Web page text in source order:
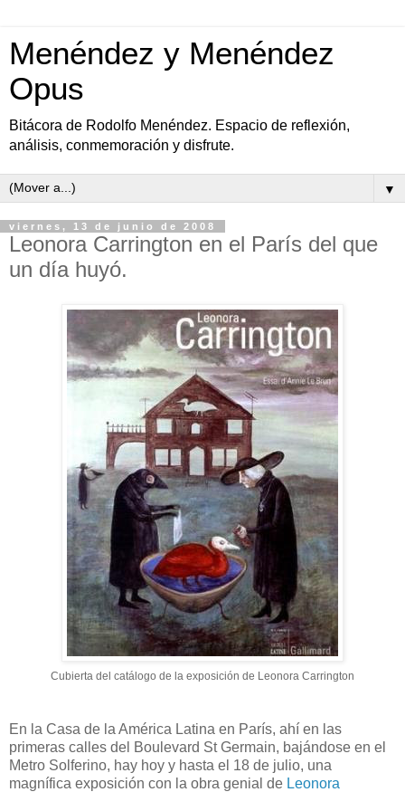
Menéndez y Menéndez
Opus
Bitácora de Rodolfo Menéndez. Espacio de reflexión,
análisis, conmemoración y disfrute.
▼
viernes, 13 de junio de 2008
Leonora Carrington en el París del que
un día huyó.
Cubierta del catálogo de la exposición de Leonora Carrington
En la Casa de la América Latina en París, ahí en las
primeras calles del Boulevard St Germain, bajándose en el
Metro Solferino, hay hoy y hasta el 18 de julio, una
magnífica exposición con la obra genial de Leonora